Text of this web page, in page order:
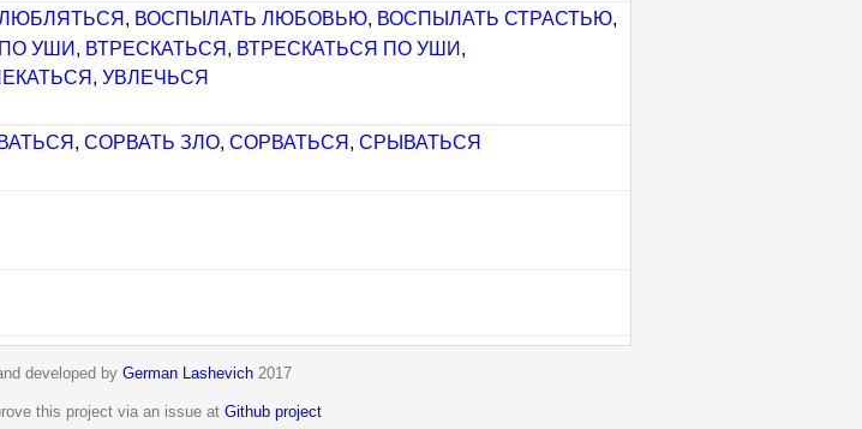
, ВОСПЫЛАТЬ ЛЮБОВЬЮ, ВОСПЫЛАТЬ СТРАСТЬЮ,
УШИ , ВТРЕСКАТЬСЯ , ВТРЕСКАТЬСЯ ПО УШИ ,
,УВЛЕЧЬСЯ
, СОРВАТЬ ЗЛО, СОРВАТЬСЯ , СРЫВАТЬСЯ
developed by German Lashevich 2017
this project via an issue at Github project